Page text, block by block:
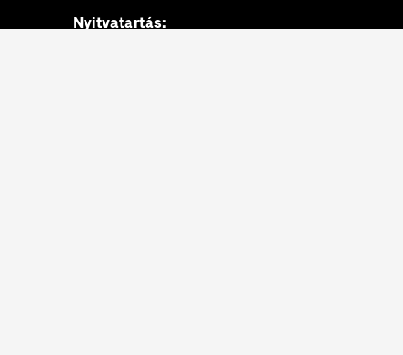
Nyitvatartás: